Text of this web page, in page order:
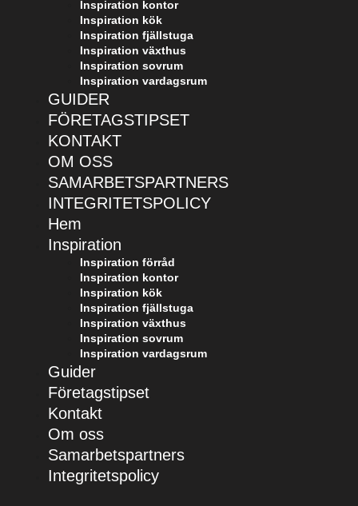
Inspiration kontor
Inspiration kök
Inspiration fjällstuga
Inspiration växthus
Inspiration sovrum
Inspiration vardagsrum
GUIDER
FÖRETAGSTIPSET
KONTAKT
OM OSS
SAMARBETSPARTNERS
INTEGRITETSPOLICY
Hem
Inspiration
Inspiration förråd
Inspiration kontor
Inspiration kök
Inspiration fjällstuga
Inspiration växthus
Inspiration sovrum
Inspiration vardagsrum
Guider
Företagstipset
Kontakt
Om oss
Samarbetspartners
Integritetspolicy